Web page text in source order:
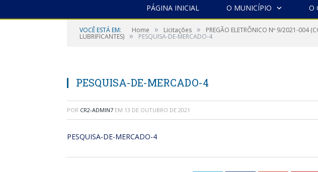
PÁGINA INICIAL O MUNICÍPIO O
VOCÊ ESTÁ EM: Home » Licitações » PREGÃO ELETRÔNICO Nº 9/2021-004
LUBRIFICANTES) » PESQUISA-DE-MERCADO-4
PESQUISA-DE-MERCADO-4
POR CR2-ADMIN7 EM 13 DE OUTUBRO DE 2021
PESQUISA-DE-MERCADO-4